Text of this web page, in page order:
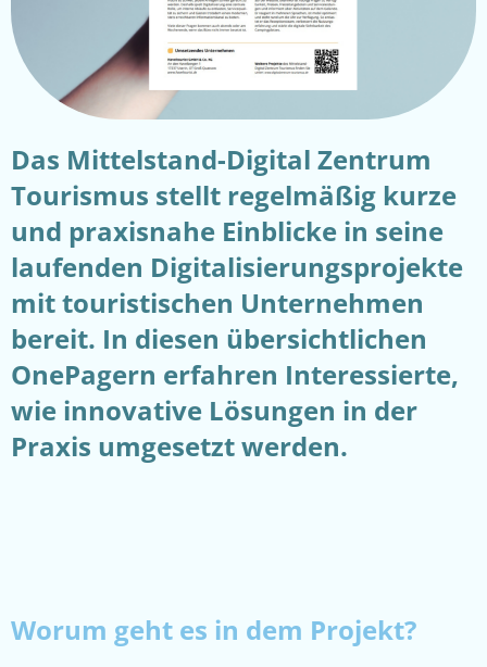
Das Mittelstand-Digital Zentrum
Tourismus stellt regelmäßig kurze
und praxisnahe Einblicke in seine
laufenden Digitalisierungsprojekte
mit touristischen Unternehmen
bereit. In diesen übersichtlichen
OnePagern erfahren Interessierte,
wie innovative Lösungen in der
Praxis umgesetzt werden.
Worum geht es in dem Projekt?